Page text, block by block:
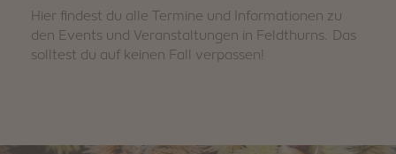
Hier findest du alle Termine und Informationen zu
den Events und Veranstaltungen in Feldthurns. Das
solltest du auf keinen Fall verpassen!